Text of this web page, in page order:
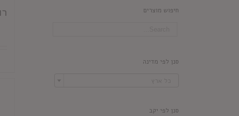
חיפוש מוצרים
סנן לפי מדינה
סנן לפי יקב